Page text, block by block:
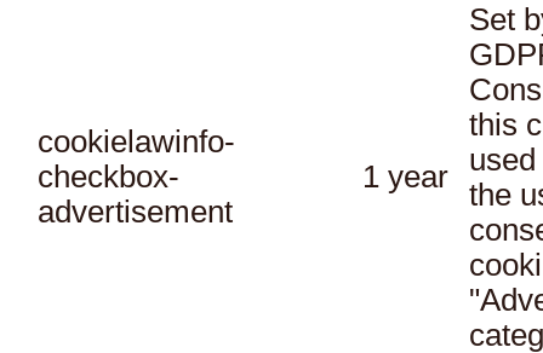
cookielawinfo-
checkbox-
advertisement
1 year
Set
this
the